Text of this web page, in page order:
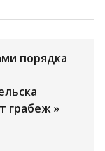
порядка
грабеж »